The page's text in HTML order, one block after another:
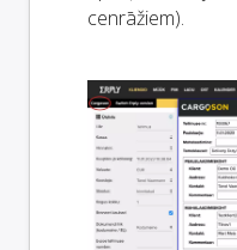
cenrāžiem).